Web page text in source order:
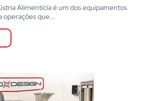
Alimentícia é um dos equipamentos
operações que...